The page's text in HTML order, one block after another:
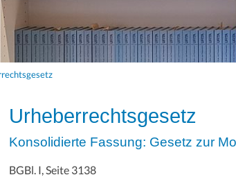
Urheberrechtsgesetz
Konsolidierte Fassung: Gesetz zur
BGBl. I, Seite 3138